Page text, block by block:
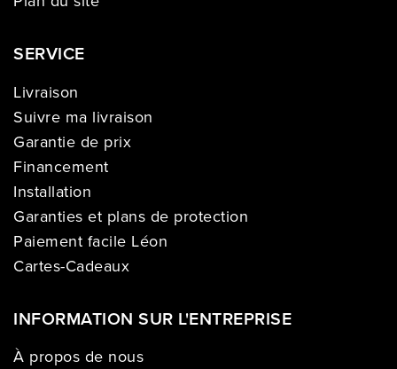
SERVICE
Livraison
Suivre ma livraison
Garantie de prix
Financement
Installation
Garanties et plans de protection
Paiement facile Léon
Cartes-Cadeaux
INFORMATION SUR L'ENTREPRISE
À propos de nous